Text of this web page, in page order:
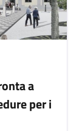
a
per i